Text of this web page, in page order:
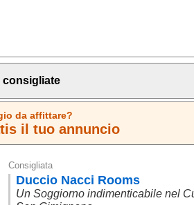
consigliate
da affittare?
il tuo annuncio
Consigliata
Duccio Nacci Rooms
Un Soggiorno indimenticabile nel